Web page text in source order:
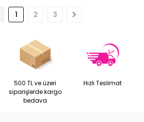
1 2 3
500 TL ve üzeri
siparişlerde kargo
bedava
Hızlı Teslimat